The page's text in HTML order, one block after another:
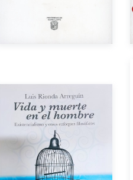
Autor
Año de edición